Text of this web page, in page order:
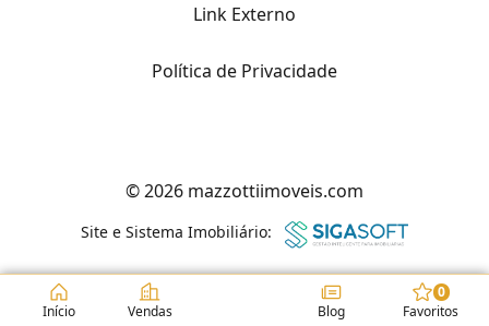
Link Externo
Política de Privacidade
© 2026 mazzottiimoveis.com
Site e Sistema Imobiliário:
Início Vendas Blog
0
Favoritos